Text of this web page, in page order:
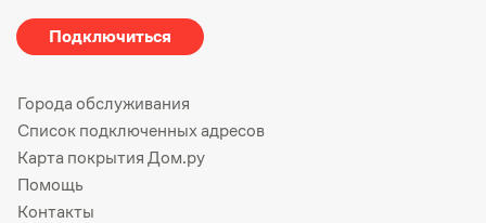
Подключиться
Города обслуживания
Список подключенных адресов
Карта покрытия Дом.ру
Помощь
Контакты